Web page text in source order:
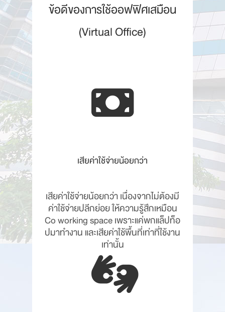
ข้อดีของการใช้ออฟฟิศเสมือน
(Virtual Office)
เสียค่าใช้จ่ายน้อยกว่า
เสียค่าใช้จ่ายน้อยกว่า เนื่องจากไม่ต้องมี
ค่าใช้จ่ายปลีกย่อย ให้ความรู้สึกเหมือน
Co working space เพราะแค่พกแล็ปท็อ
ปมาทำงาน และเสียค่าใช้พื้นที่เท่าที่ใช้งาน
เท่านั้น